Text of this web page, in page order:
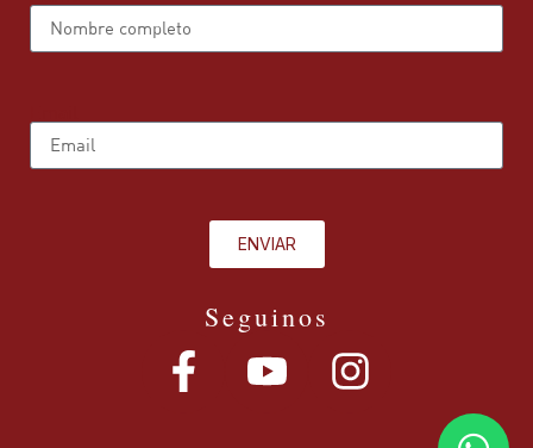
ENVIAR
Seguinos